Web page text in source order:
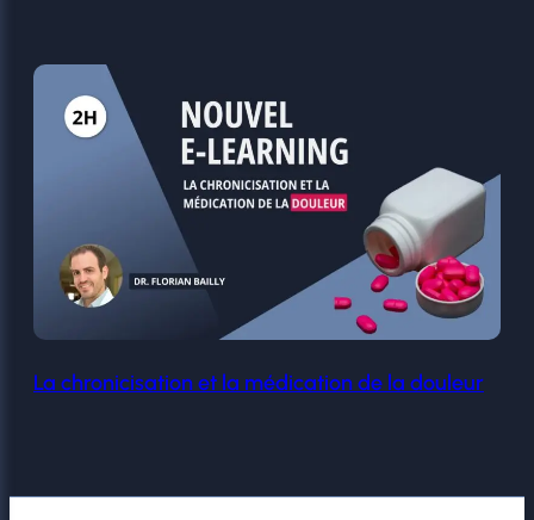
La chronicisation et la médication de la douleur